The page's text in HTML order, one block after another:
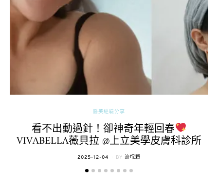
醫美經驗分享
看不出動過針！卻神奇年輕回春
VIVABELLA薇貝拉 @上立美學皮膚科診所
POSTED
2025-12-04 BY 流氓顆